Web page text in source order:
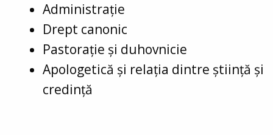
Administrație
Drept canonic
Pastorație și duhovnicie
Apologetică și relația dintre știință și
credință